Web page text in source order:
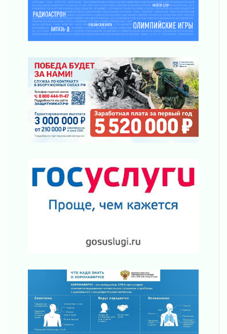
От инженера-создателя к волонтёрам
«Созидателям»
31 июля 2026
Генеральная репетиция векового юбилея
Открытое сердце и стремление делать добро
31 июля 2026
Давайте разберемся!
30 июля 2026
Круглую ригу в Гатчине отреставрируют в
2027 году
30 июля 2026
Лаголовская общеобразовательная школа
откроется к концу сентября
Ленобласть наводит порядок на дорогах и в
Комфортное лето: в Ленобласти 30 июля
Ладожский мост на трассе «Кола» полностью
закроют для движения в ночь на 31 июля
30 июля 2026
Волейболисты из Всеволожского района
представят Ленинградскую область на
всероссийском финале в Москве